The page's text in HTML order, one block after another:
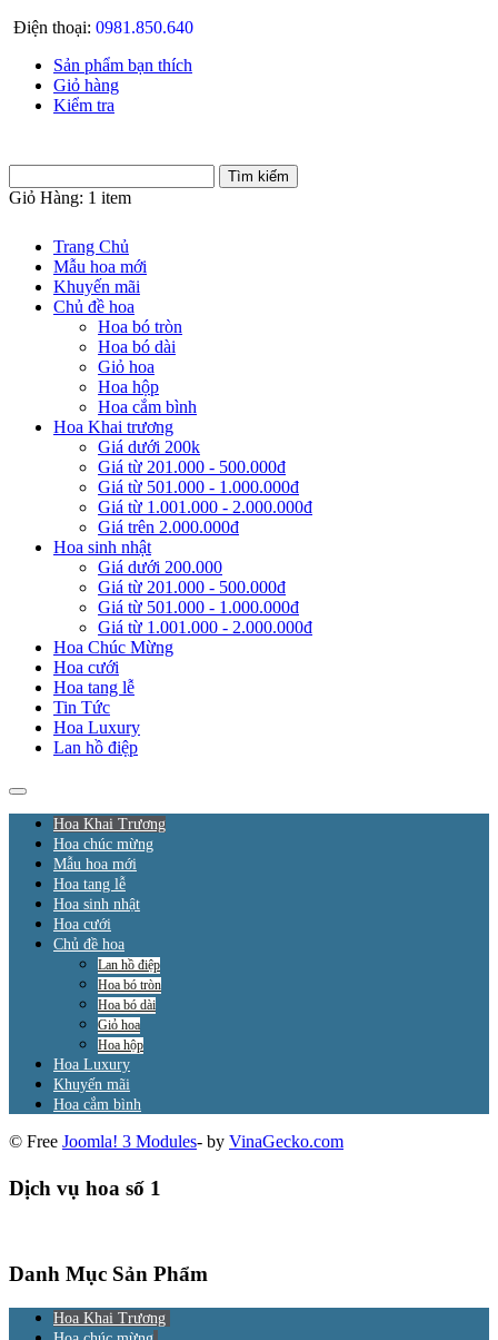
Điện thoại: 0981.850.640
Sản phẩm bạn thích
Giỏ hàng
Kiểm tra
Giỏ Hàng: 1 item
Trang Chủ
Mẫu hoa mới
Khuyến mãi
Chủ đề hoa
Hoa bó tròn
Hoa bó dài
Giỏ hoa
Hoa hộp
Hoa cắm bình
Hoa Khai trương
Giá dưới 200k
Giá từ 201.000 - 500.000đ
Giá từ 501.000 - 1.000.000đ
Giá từ 1.001.000 - 2.000.000đ
Giá trên 2.000.000đ
Hoa sinh nhật
Giá dưới 200.000
Giá từ 201.000 - 500.000đ
Giá từ 501.000 - 1.000.000đ
Giá từ 1.001.000 - 2.000.000đ
Hoa Chúc Mừng
Hoa cưới
Hoa tang lễ
Tin Tức
Hoa Luxury
Lan hồ điệp
Hoa Khai Trương
Hoa chúc mừng
Mẫu hoa mới
Hoa tang lễ
Hoa sinh nhật
Hoa cưới
Chủ đề hoa
Lan hồ điệp
Hoa bó tròn
Hoa bó dài
Giỏ hoa
Hoa hộp
Hoa Luxury
Khuyến mãi
Hoa cắm bình
© Free Joomla! 3 Modules- by VinaGecko.com
Dịch vụ hoa số 1
Danh Mục Sản Phẩm
Hoa Khai Trương